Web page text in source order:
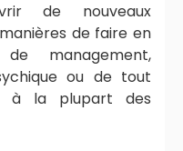
de nouveaux
de faire en
de management,
ou de tout
à la plupart des